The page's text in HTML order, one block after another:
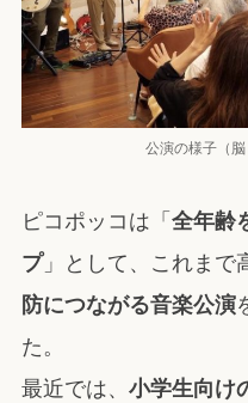
公演の様子（脳
ピコポッコは「 全年齢
プ」として、これまで
防につながる音楽公演
た。
最近では、 小学生向け